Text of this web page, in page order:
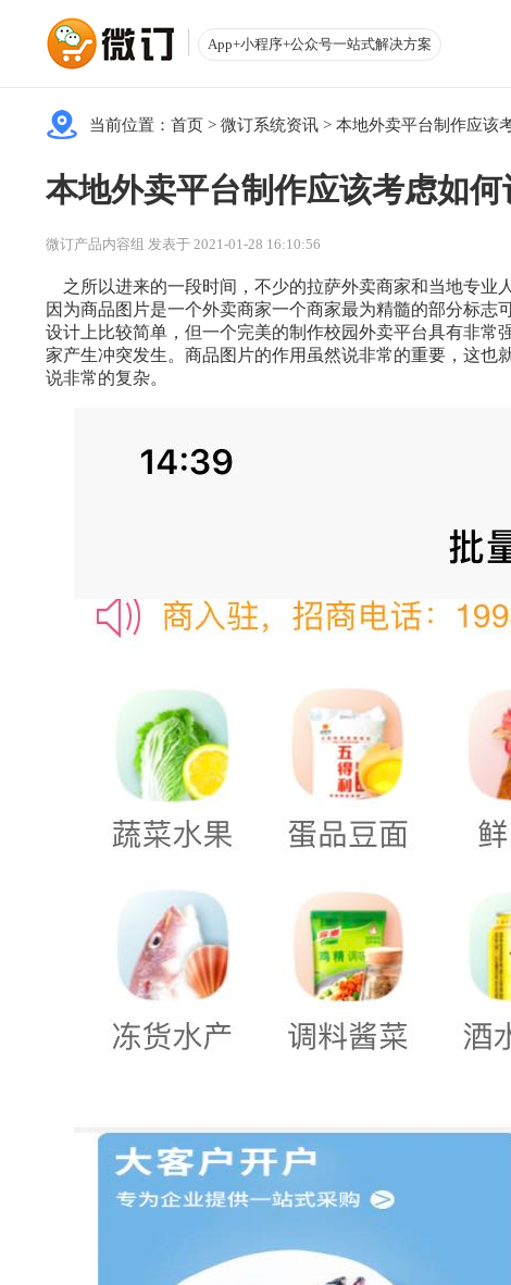
App+小程序+公众号一站式解决方案
当前位置： 首页 > 微订系统资讯 > 本地外卖平台制作应该
本地外卖平台制作应该考虑如
微订产品内容组 发表于 2021-01-28 16:10:56
之所以进来的一段时间，不少的拉萨外卖商家和当地专业
因为商品图片是一个外卖商家一个商家最为精髓的部分标
设计上比较简单，但一个完美的制作校园外卖平台具有非
家产生冲突发生。商品图片的作用虽然说非常的重要，这也
说非常的复杂。